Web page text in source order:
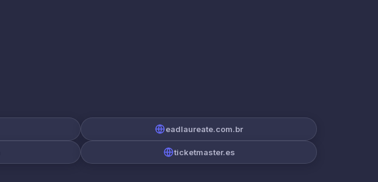
eadlaureate.com.br
ticketmaster.es